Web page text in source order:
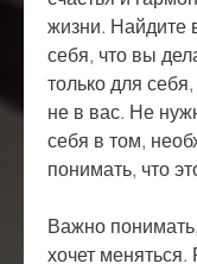
жизни. Найдите
себя, что вы
только для
не в вас. Не
себя в том,
понимать, что
Важно
хочет меняться.